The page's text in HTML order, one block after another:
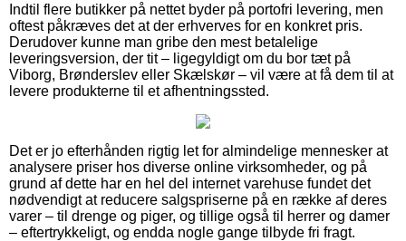
Indtil flere butikker på nettet byder på portofri levering, men
oftest påkræves det at der erhverves for en konkret pris.
Derudover kunne man gribe den mest betalelige
leveringsversion, der tit – ligegyldigt om du bor tæt på
Viborg, Brønderslev eller Skælskør – vil være at få dem til at
levere produkterne til et afhentningssted.
Det er jo efterhånden rigtig let for almindelige mennesker at
analysere priser hos diverse online virksomheder, og på
grund af dette har en hel del internet varehuse fundet det
nødvendigt at reducere salgspriserne på en række af deres
varer – til drenge og piger, og tillige også til herrer og damer
– eftertrykkeligt, og endda nogle gange tilbyde fri fragt.